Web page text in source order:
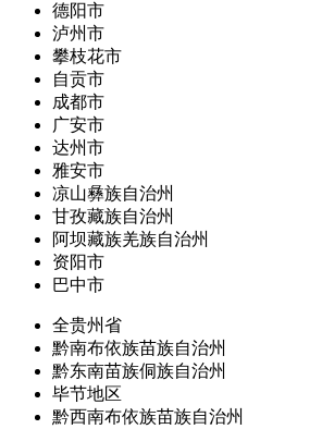
德阳市
泸州市
攀枝花市
自贡市
成都市
广安市
达州市
雅安市
凉山彝族自治州
甘孜藏族自治州
阿坝藏族羌族自治州
资阳市
巴中市
全贵州省
黔南布依族苗族自治州
黔东南苗族侗族自治州
毕节地区
黔西南布依族苗族自治州